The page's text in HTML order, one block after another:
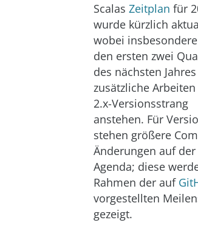
Scalas Zeitplan für
wurde kürzlich
wobei
den ersten zwei
des nächsten Jahres
zusätzliche
2.x-Versionsstrang
anstehen. Für
stehen größere
Änderungen auf der
Agenda; diese
Rahmen der auf
vorgestellten
gezeigt.